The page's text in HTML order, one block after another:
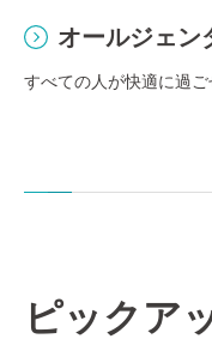
オールジェン
すべての人が快適に過ご
ピックア